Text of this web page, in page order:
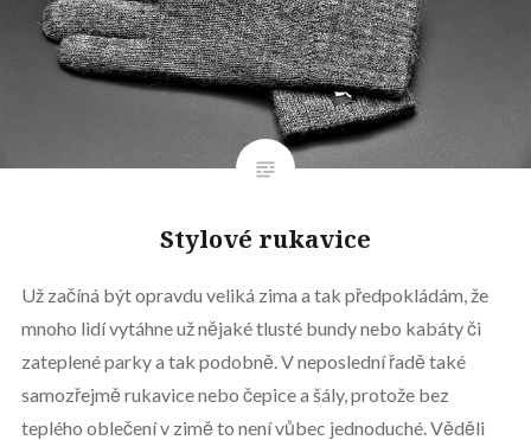
Stylové rukavice
Už začíná být opravdu veliká zima a tak předpokládám, že
mnoho lidí vytáhne už nějaké tlusté bundy nebo kabáty či
zateplené parky a tak podobně. V neposlední řadě také
samozřejmě rukavice nebo čepice a šály, protože bez
teplého oblečení v zimě to není vůbec jednoduché. Věděli